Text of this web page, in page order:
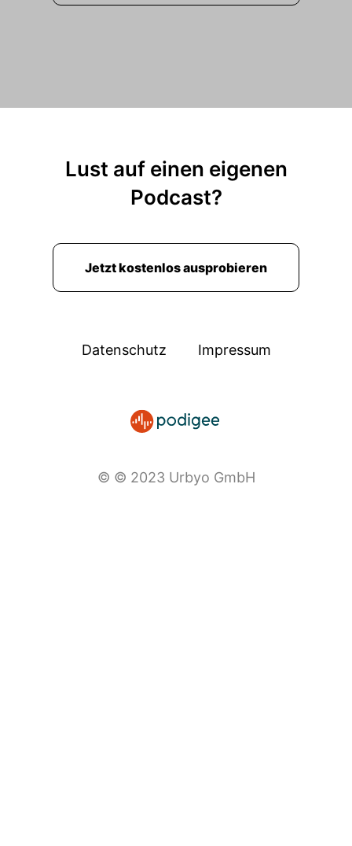
Lust auf einen eigenen
Podcast?
Jetzt kostenlos ausprobieren
Datenschutz Impressum
© © 2023 Urbyo GmbH